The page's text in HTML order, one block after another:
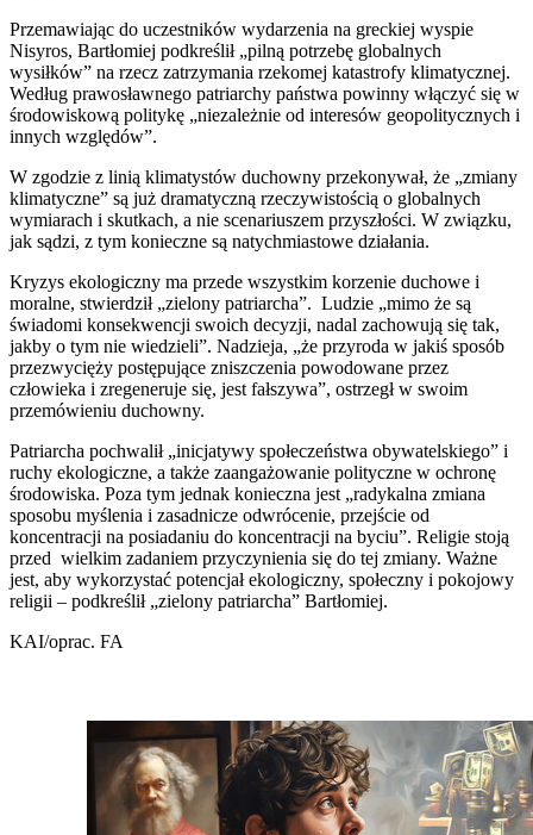
Przemawiając do uczestników wydarzenia na greckiej wyspie
Nisyros, Bartłomiej podkreślił „pilną potrzebę globalnych
wysiłków” na rzecz zatrzymania rzekomej katastrofy klimatycznej.
Według prawosławnego patriarchy państwa powinny włączyć się w
środowiskową politykę „niezależnie od interesów geopolitycznych i
innych względów”.
W zgodzie z linią klimatystów duchowny przekonywał, że „zmiany
klimatyczne” są już dramatyczną rzeczywistością o globalnych
wymiarach i skutkach, a nie scenariuszem przyszłości. W związku,
jak sądzi, z tym konieczne są natychmiastowe działania.
Kryzys ekologiczny ma przede wszystkim korzenie duchowe i
moralne, stwierdził „zielony patriarcha”. Ludzie „mimo że są
świadomi konsekwencji swoich decyzji, nadal zachowują się tak,
jakby o tym nie wiedzieli”. Nadzieja, „że przyroda w jakiś sposób
przezwycięży postępujące zniszczenia powodowane przez
człowieka i zregeneruje się, jest fałszywa”, ostrzegł w swoim
przemówieniu duchowny.
Patriarcha pochwalił „inicjatywy społeczeństwa obywatelskiego” i
ruchy ekologiczne, a także zaangażowanie polityczne w ochronę
środowiska. Poza tym jednak konieczna jest „radykalna zmiana
sposobu myślenia i zasadnicze odwrócenie, przejście od
koncentracji na posiadaniu do koncentracji na byciu”. Religie stoją
przed wielkim zadaniem przyczynienia się do tej zmiany. Ważne
jest, aby wykorzystać potencjał ekologiczny, społeczny i pokojowy
religii – podkreślił „zielony patriarcha” Bartłomiej.
KAI/oprac. FA